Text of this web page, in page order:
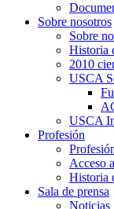
Sobre nosotros
Sobre
Historia
2010
USCA
USCA
Profesión
Acceso
Historia
Sala de prensa
Noticias